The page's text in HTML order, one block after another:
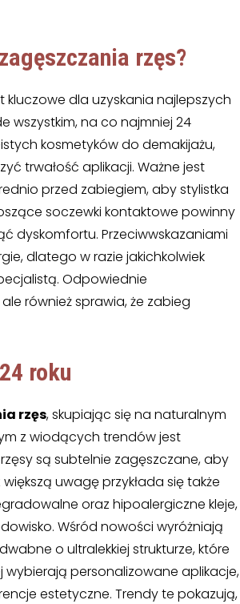
zagęszczania rzęs?
kluczowe dla uzyskania najlepszych
wszystkim, na co najmniej 24
kosmetyków do demakijażu,
trwałość aplikacji. Ważne jest
przed zabiegiem, aby stylistka
soczewki kontaktowe powinny
dyskomfortu. Przeciwwskazaniami
dlatego w razie jakichkolwiek
Odpowiednie
również sprawia, że zabieg
roku
rzęs, skupiając się na naturalnym
z wiodących trendów jest
są subtelnie zagęszczane, aby
uwagę przykłada się także
oraz hipoalergiczne kleje,
Wśród nowości wyróżniają
o ultralekkiej strukturze, które
personalizowane aplikacje,
estetyczne. Trendy te pokazują,